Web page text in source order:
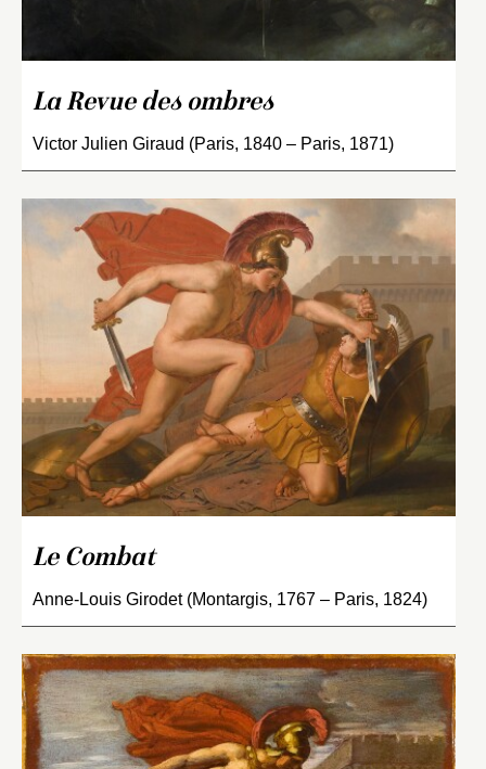
La Revue des ombres
Victor Julien Giraud (Paris, 1840 – Paris, 1871)
Le Combat
Anne-Louis Girodet (Montargis, 1767 – Paris, 1824)